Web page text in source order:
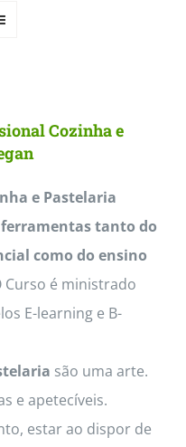
Cozinha e
e Pastelaria
tanto do
como do ensino
Curso é ministrado
E-learning e B-
são uma arte.
e apetecíveis.
estar ao dispor de